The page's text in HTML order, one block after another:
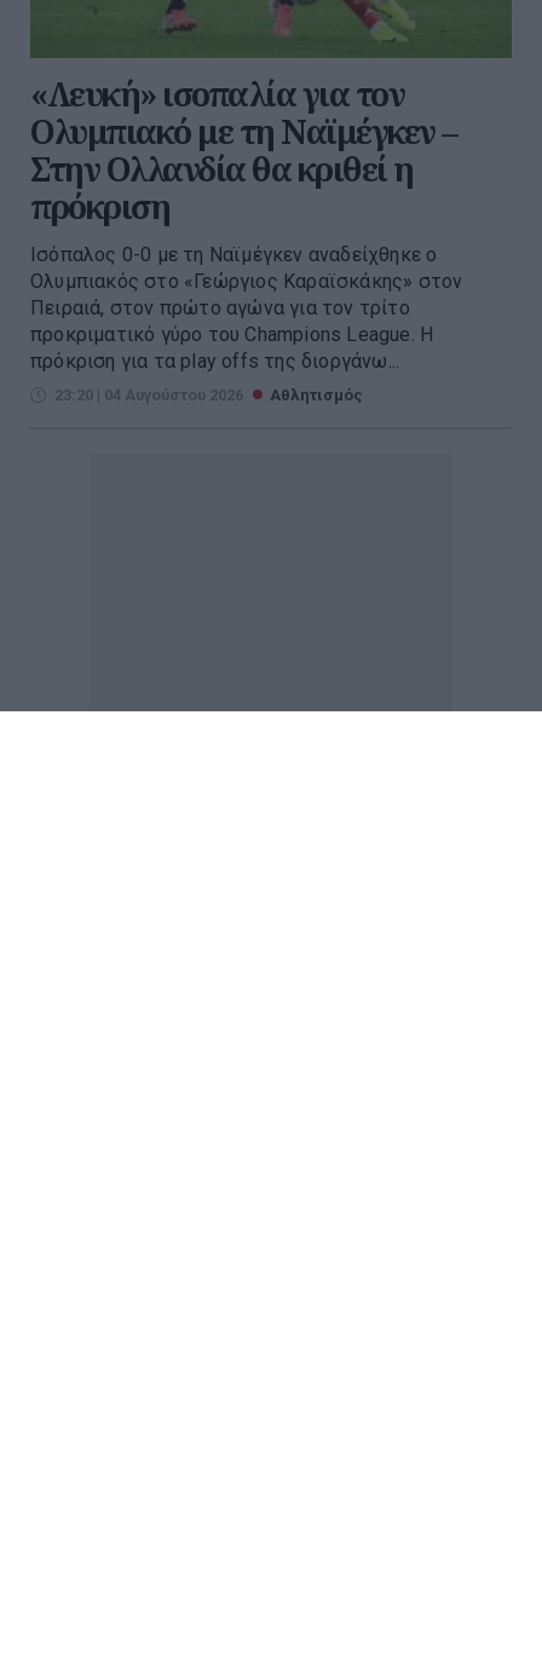
«Λευκή» ισοπαλία για τον
Ολυμπιακό με τη Ναϊμέγκεν –
Στην Ολλανδία θα κριθεί η
πρόκριση
Ισόπαλος 0-0 με τη Ναϊμέγκεν αναδείχθηκε ο
Ολυμπιακός στο «Γεώργιος Καραϊσκάκης» στον
Πειραιά, στον πρώτο αγώνα για τον τρίτο
προκριματικό γύρο του Champions League. Η
πρόκριση για τα play offs της διοργάνω...
23:20 | 04 Αυγούστου 2026 Αθλητισμός